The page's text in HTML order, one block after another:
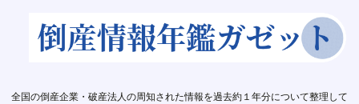
全国の倒産企業・破産法人の周知された情報を過去約１年分について整理して